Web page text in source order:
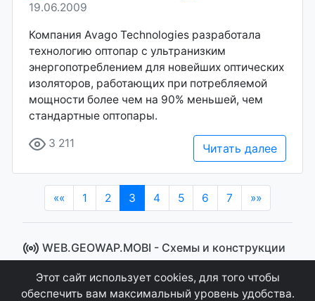
19.06.2009
Компания Avago Technologies разработала
технологию оптопар с ультранизким
энергопотреблением для новейших оптических
изоляторов, работающих при потребляемой
мощности более чем на 90% меньшей, чем
стандартные оптопары.
3 211 Читать далее
«« 1 2 3 (current)
4 5 6 7 »»
WEB.GEOWAP.MOBI - Cхемы и конструкции
© 2008 - 2021
Сайт управляется системой "MKateCMS" от Ray
Этот сайт использует cookies, для того чтобы
обеспечить вам максимальный уровень удобства.